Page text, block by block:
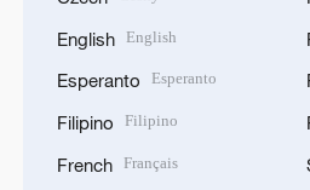
English English
Esperanto Esperanto
Filipino Filipino
French Français